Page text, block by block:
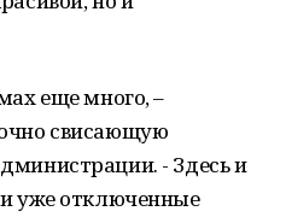
еще много, –
свисающую
- Здесь и
и уже отключенные